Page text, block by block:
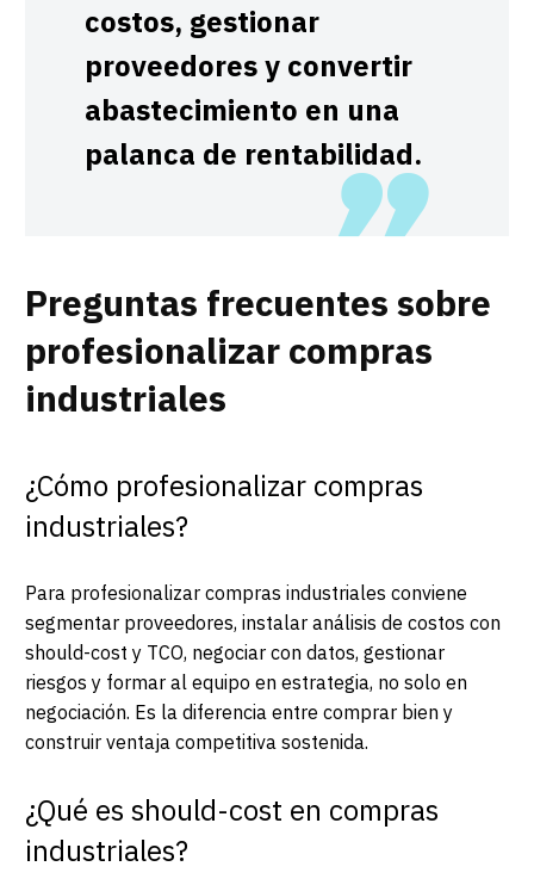
costos, gestionar
proveedores y convertir
abastecimiento en una
palanca de rentabilidad.
Preguntas frecuentes sobre
profesionalizar compras
industriales
¿Cómo profesionalizar compras
industriales?
Para profesionalizar compras industriales conviene
segmentar proveedores, instalar análisis de costos con
should-cost y TCO, negociar con datos, gestionar
riesgos y formar al equipo en estrategia, no solo en
negociación. Es la diferencia entre comprar bien y
construir ventaja competitiva sostenida.
¿Qué es should-cost en compras
industriales?